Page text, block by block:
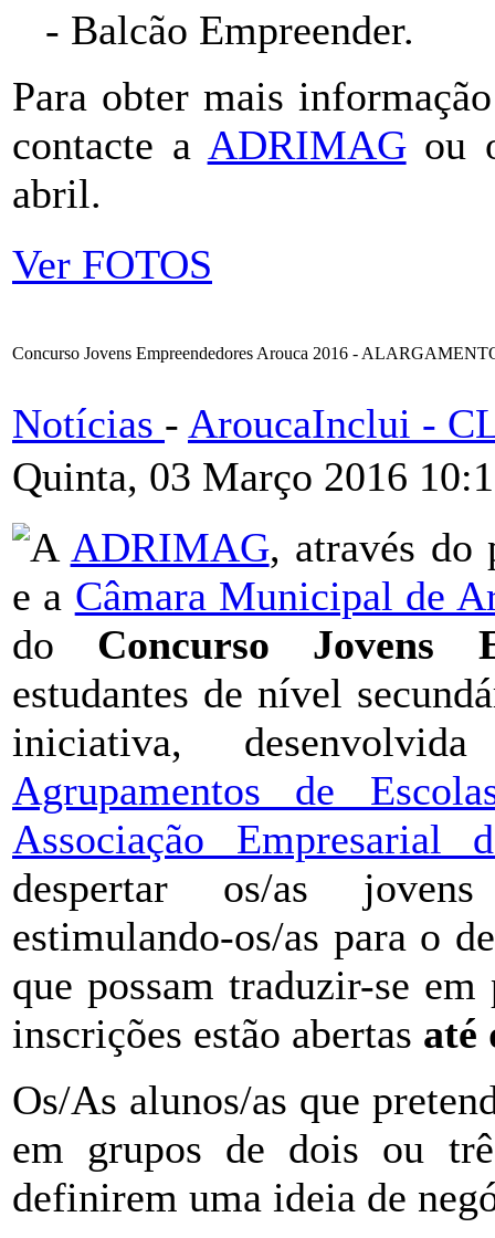
- Balcão Empreender.
Para obter mais
contacte a ADRIMAGou
abril.
Ver FOTOS
Concurso Jovens Empreendedores Arouca 2016 -
Notícias - AroucaInclui -
Quinta, 03 Março 2016
A ADRIMAG, através
e a Câmara Municipal de
do Concurso Jovens
estudantes de nível
iniciativa,
Agrupamentos de
Associação Empresarial
despertar os/as
estimulando-os/as para o
que possam traduzir-se
inscrições estão abertas até
Os/As alunos/as que
em grupos de dois ou
definirem uma ideia de